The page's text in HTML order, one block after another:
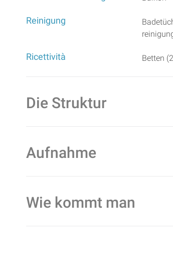
Reinigung
Ricettività Betten
Die Struktur
Aufnahme
Wie kommt man